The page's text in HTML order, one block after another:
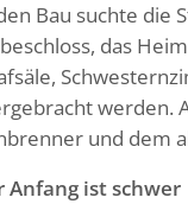
Bau suchte die
das
werden.
und dem
Anfang ist schwer